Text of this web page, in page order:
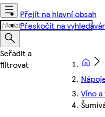
Přejít na hlavní obsah
Přeskočit na
Víno